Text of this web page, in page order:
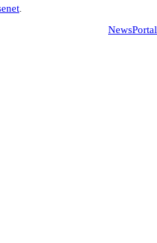
NewsPortal